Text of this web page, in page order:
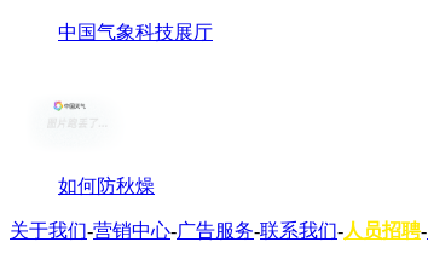
中国气象科技展厅
如何防秋燥
关于我们-营销中心-广告服务-联系我们-人员招聘-